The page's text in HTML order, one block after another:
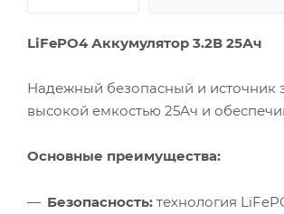
LiFePO4 Аккумулятор 3.2В 25Ач
Надежный безопасный и источник
высокой емкостью 25Ач и
Основные преимущества:
Безопасность: технология